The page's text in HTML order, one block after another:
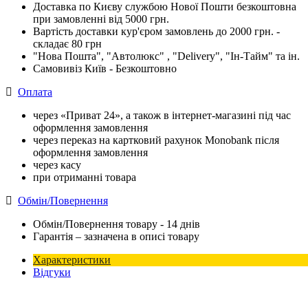
Доставка по Києву службою Нової Пошти безкоштовна
при замовленні від 5000 грн.
Вартість доставки кур'єром замовлень до 2000 грн. -
складає 80 грн
"Нова Пошта", "Автолюкс" , "Delivery", "Iн-Тайм" та ін.
Самовивіз Київ - Безкоштовно
Оплата
через «Приват 24», а також в інтернет-магазині під час
оформлення замовлення
через переказ на картковий рахунок Monobank після
оформлення замовлення
через касу
при отриманні товара
Обмін/Повернення
Обмін/Повернення товару - 14 днів
Гарантія – зазначена в описі товару
Характеристики
Відгуки